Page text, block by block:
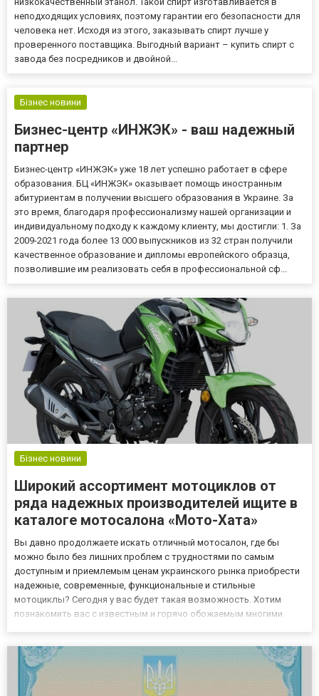
неподходящих условиях, поэтому гарантии его безопасности для
человека нет. Исходя из этого, заказывать спирт лучше у
проверенного поставщика. Выгодный вариант – купить спирт с
завода без посредников и двойной...
Бізнес новини
Бизнес-центр «ИНЖЭК» - ваш надежный
партнер
Бизнес-центр «ИНЖЭК» уже 18 лет успешно работает в сфере
образования. БЦ «ИНЖЭК» оказывает помощь иностранным
абитуриентам в получении высшего образования в Украине. За
это время, благодаря профессионализму нашей организации и
индивидуальному подходу к каждому клиенту, мы достигли: 1. За
2009-2021 года более 13 000 выпускников из 32 стран получили
качественное образование и дипломы европейского образца,
позволившие им реализовать себя в профессиональной сф...
Бізнес новини
Широкий ассортимент мотоциклов от
ряда надежных производителей ищите в
каталоге мотосалона «Мото-Хата»
Вы давно продолжаете искать отличный мотосалон, где бы
можно было без лишних проблем с трудностями по самым
доступным и приемлемым ценам украинского рынка приобрести
надежные, современные, функциональные и стильные
мотоциклы? Сегодня у вас будет такая возможность. Хотим
познакомить вас с известным и горячо обожаемым многими
https://moto-xata.com.ua/ua/kontakt...